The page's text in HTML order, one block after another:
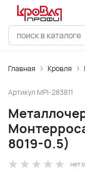
Главная Кровля
Артикул MPI-283811
8019-0.5)
нет